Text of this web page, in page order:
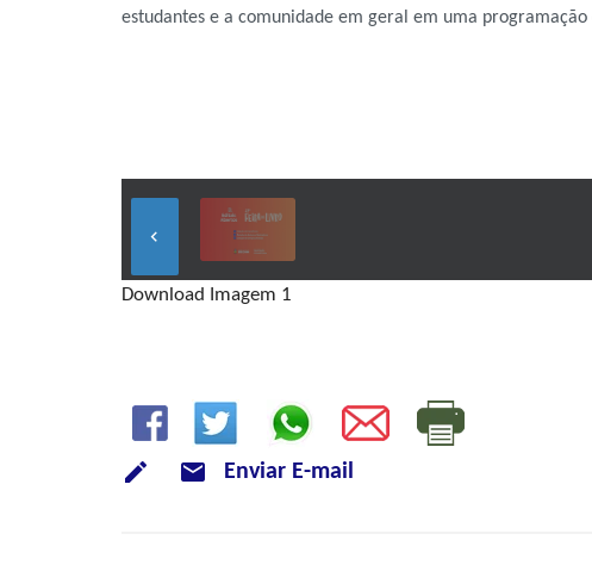
estudantes e a comunidade em geral em uma
keyboard_arrow_left
Download Imagem 1
mode_email Enviar E-mail